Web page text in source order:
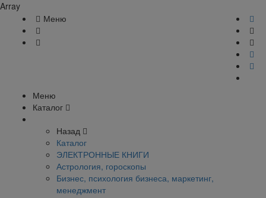
Array
Меню
Меню
Каталог
Назад
Каталог
ЭЛЕКТРОННЫЕ КНИГИ
Астрология, гороскопы
Бизнес, психология бизнеса, маркетинг,
менеджмент